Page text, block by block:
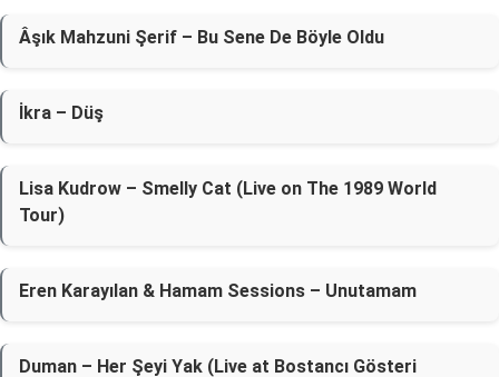
Âşık Mahzuni Şerif – Bu Sene De Böyle Oldu
İkra – Düş
Lisa Kudrow – Smelly Cat (Live on The 1989 World
Tour)
Eren Karayılan & Hamam Sessions – Unutamam
Duman – Her Şeyi Yak (Live at Bostancı Gösteri